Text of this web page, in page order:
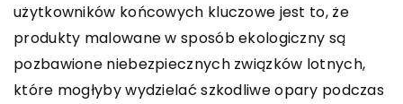
użytkowników końcowych kluczowe jest to, że
produkty malowane w sposób ekologiczny są
pozbawione niebezpiecznych związków lotnych,
które mogłyby wydzielać szkodliwe opary podczas